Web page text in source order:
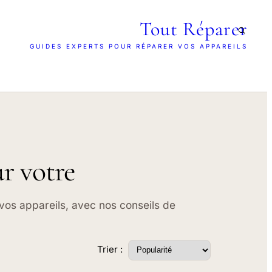
Tout Réparer
GUIDES EXPERTS POUR RÉPARER VOS APPAREILS
votre
appareils, avec nos conseils de
Trier :